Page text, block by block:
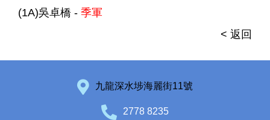
(1A)吳卓橋 - 季軍
< 返回
九龍深水埗海麗街11號
2778 8235